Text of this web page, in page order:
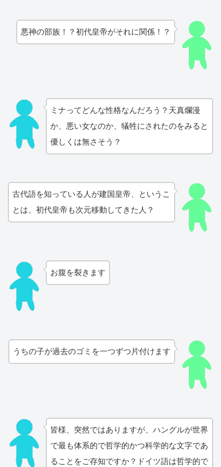
悪神の部族！？初代皇帝がそれに関係！？
ミナってどんな性格なんだろう？天真爛漫
か、悪い女なのか、犠牲にされたのをみると
優しくは無さそう？
古代語を知っている人が建国皇帝、というこ
とは、初代皇帝も次元移動してきた人？
お腹を裂きます
うちの子が過去のゴミを一つずつ片付けます
皆様、突然ではありますが、ハングルが世界
で最も体系的で哲学的かつ科学的な文字であ
ることをご存知ですか？ドイツ語は哲学的で